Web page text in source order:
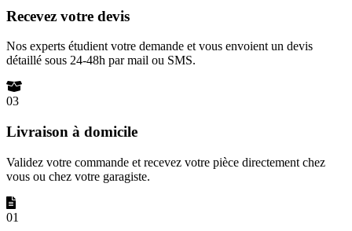
Recevez votre devis
Nos experts étudient votre demande et vous envoient un devis
détaillé sous 24-48h par mail ou SMS.
03
Livraison à domicile
Validez votre commande et recevez votre pièce directement chez
vous ou chez votre garagiste.
01